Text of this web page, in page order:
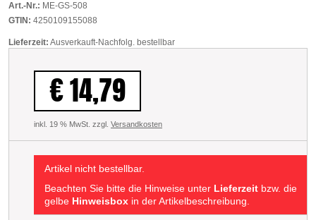
Art.-Nr.: ME-GS-508
GTIN: 4250109155088
Lieferzeit: Ausverkauft-Nachfolg. bestellbar
€ 14,79
inkl. 19 % MwSt. zzgl. Versandkosten
Artikel nicht bestellbar.
Beachten Sie bitte die Hinweise unter Lieferzeit bzw. die
gelbe Hinweisbox in der Artikelbeschreibung.